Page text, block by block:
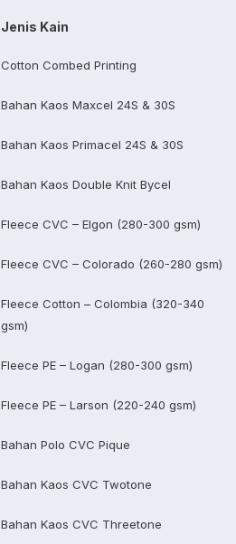
Jenis Kain
Cotton Combed Printing
Bahan Kaos Maxcel 24S & 30S
Bahan Kaos Primacel 24S & 30S
Bahan Kaos Double Knit Bycel
Fleece CVC – Elgon (280-300 gsm)
Fleece CVC – Colorado (260-280 gsm)
Fleece Cotton – Colombia (320-340
gsm)
Fleece PE – Logan (280-300 gsm)
Fleece PE – Larson (220-240 gsm)
Bahan Polo CVC Pique
Bahan Kaos CVC Twotone
Bahan Kaos CVC Threetone